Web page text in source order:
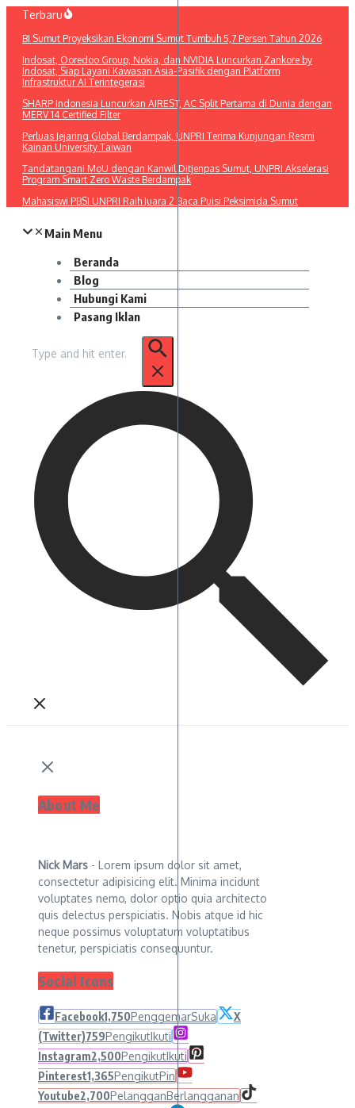
Lewati
konten
Terbaru
BI Sumut Proyeksikan Ekonomi Sumut Tumbuh 5,7 Persen Tahun 2026
Indosat, Ooredoo Group, Nokia, dan NVIDIA Luncurkan Zankore by
Indosat, Siap Layani Kawasan Asia-Pasifik dengan Platform
Infrastruktur AI Terintegerasi
SHARP Indonesia Luncurkan AIREST, AC Split Pertama di Dunia dengan
MERV 14 Certified Filter
Perluas Jejaring Global Berdampak, UNPRI Terima Kunjungan Resmi
Kainan University Taiwan
Tandatangani MoU dengan Kanwil Ditjenpas Sumut, UNPRI Akselerasi
Program Smart Zero Waste Berdampak
Mahasiswi PBSI UNPRI Raih Juara 2 Baca Puisi Peksimida Sumut
Main Menu
Beranda
Blog
Hubungi Kami
Pasang Iklan
untuk:
About Me
Nick Mars - Lorem ipsum dolor sit amet,
consectetur adipisicing elit. Minima incidunt
voluptates nemo, dolor optio quia architecto
quis delectus perspiciatis. Nobis atque id hic
neque possimus voluptatum voluptatibus
tenetur, perspiciatis consequuntur.
Social Icons
Facebook1,750PenggemarSuka
X
(Twitter)759PengikutIkuti
Instagram2,500PengikutIkuti
Pinterest1,365PengikutPin
Youtube2,700PelangganBerlangganan